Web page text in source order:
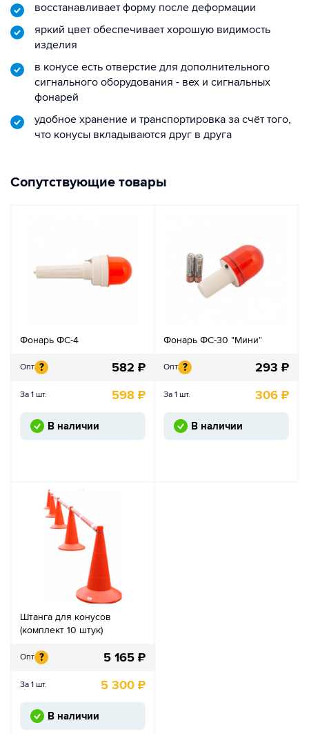
восстанавливает форму после деформации
яркий цвет обеспечивает хорошую видимость
изделия
в конусе есть отверстие для дополнительного
сигнального оборудования - вех и сигнальных
фонарей
удобное хранение и транспортировка за счёт того,
что конусы вкладываются друг в друга
Сопутствующие товары
Фонарь ФС-4
Опт ? 582 ₽
За 1 шт. 598 ₽
В наличии
Фонарь ФС-30 "Мини"
Опт ? 293 ₽
За 1 шт. 306 ₽
В наличии
Штанга для конусов
(комплект 10 штук)
Опт ? 5 165 ₽
За 1 шт. 5 300 ₽
В наличии